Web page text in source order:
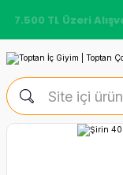
7.500 TL Üzeri